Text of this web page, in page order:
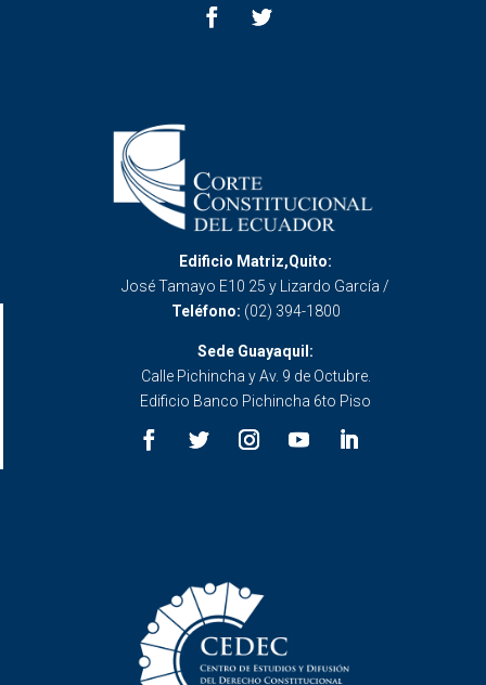
Edificio Matriz,Quito:
José Tamayo E10 25 y Lizardo García /
Teléfono: (02) 394-1800
Sede Guayaquil:
Calle Pichincha y Av. 9 de Octubre.
Edificio Banco Pichincha 6to Piso